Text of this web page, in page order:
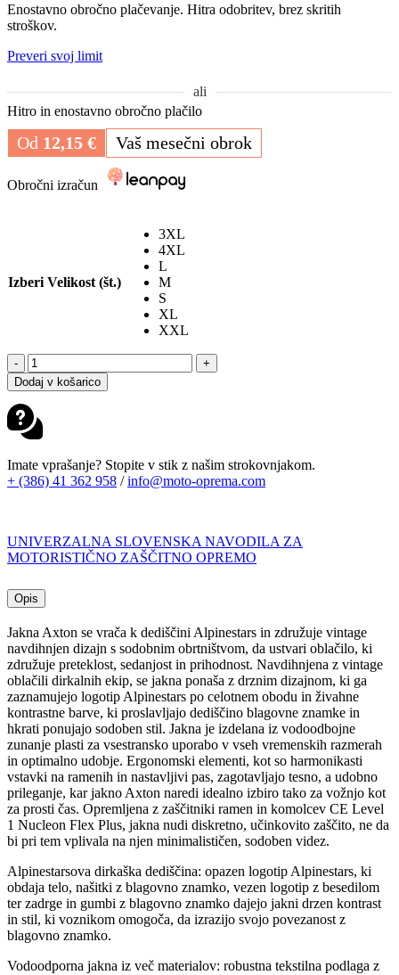
Enostavno obročno plačevanje. Hitra odobritev, brez skritih
stroškov.
Preveri svoj limit
ali
Hitro in enostavno obročno plačilo
Od 12,15 € Vaš mesečni obrok
Obročni izračun
Izberi Velikost (št.)
3XL
4XL
L
M
S
XL
XXL
-
ALPINESTARS
AXTON
JAKNA
BLACK
ANTHRACITE
RED
količina
+
Dodaj v košarico
Imate vprašanje? Stopite v stik z našim strokovnjakom.
+ (386) 41 362 958 /info@moto-oprema.com
UNIVERZALNA SLOVENSKA NAVODILA ZA
MOTORISTIČNO ZAŠČITNO OPREMO
Opis
Jakna Axton se vrača k dediščini Alpinestars in združuje vintage
navdihnjen dizajn s sodobnim obrtništvom, da ustvari oblačilo, ki
združuje preteklost, sedanjost in prihodnost. Navdihnjena z vintage
oblačili dirkalnih ekip, se jakna ponaša z drznim dizajnom, ki ga
zaznamujejo logotip Alpinestars po celotnem obodu in živahne
kontrastne barve, ki proslavljajo dediščino blagovne znamke in
hkrati ponujajo sodoben stil. Jakna je izdelana iz vodoodbojne
zunanje plasti za vsestransko uporabo v vseh vremenskih razmerah
in optimalno udobje. Ergonomski elementi, kot so harmonikasti
vstavki na ramenih in nastavljivi pas, zagotavljajo tesno, a udobno
prileganje, kar jakno Axton naredi idealno izbiro tako za vožnjo kot
za prosti čas. Opremljena z zaščitniki ramen in komolcev CE Level
1 Nucleon Flex Plus, jakna nudi diskretno, učinkovito zaščito, ne da
bi pri tem vplivala na njen minimalističen, sodoben videz.
Alpinestarsova dirkaška dediščina: opazen logotip Alpinestars, ki
obdaja telo, našitki z blagovno znamko, vezen logotip z besedilom
ter zadrge in gumbi z blagovno znamko dajejo jakni drzen kontrast
in stil, ki voznikom omogoča, da izrazijo svojo povezanost z
blagovno znamko.
Vodoodporna jakna iz več materialov: robustna tekstilna podlaga z